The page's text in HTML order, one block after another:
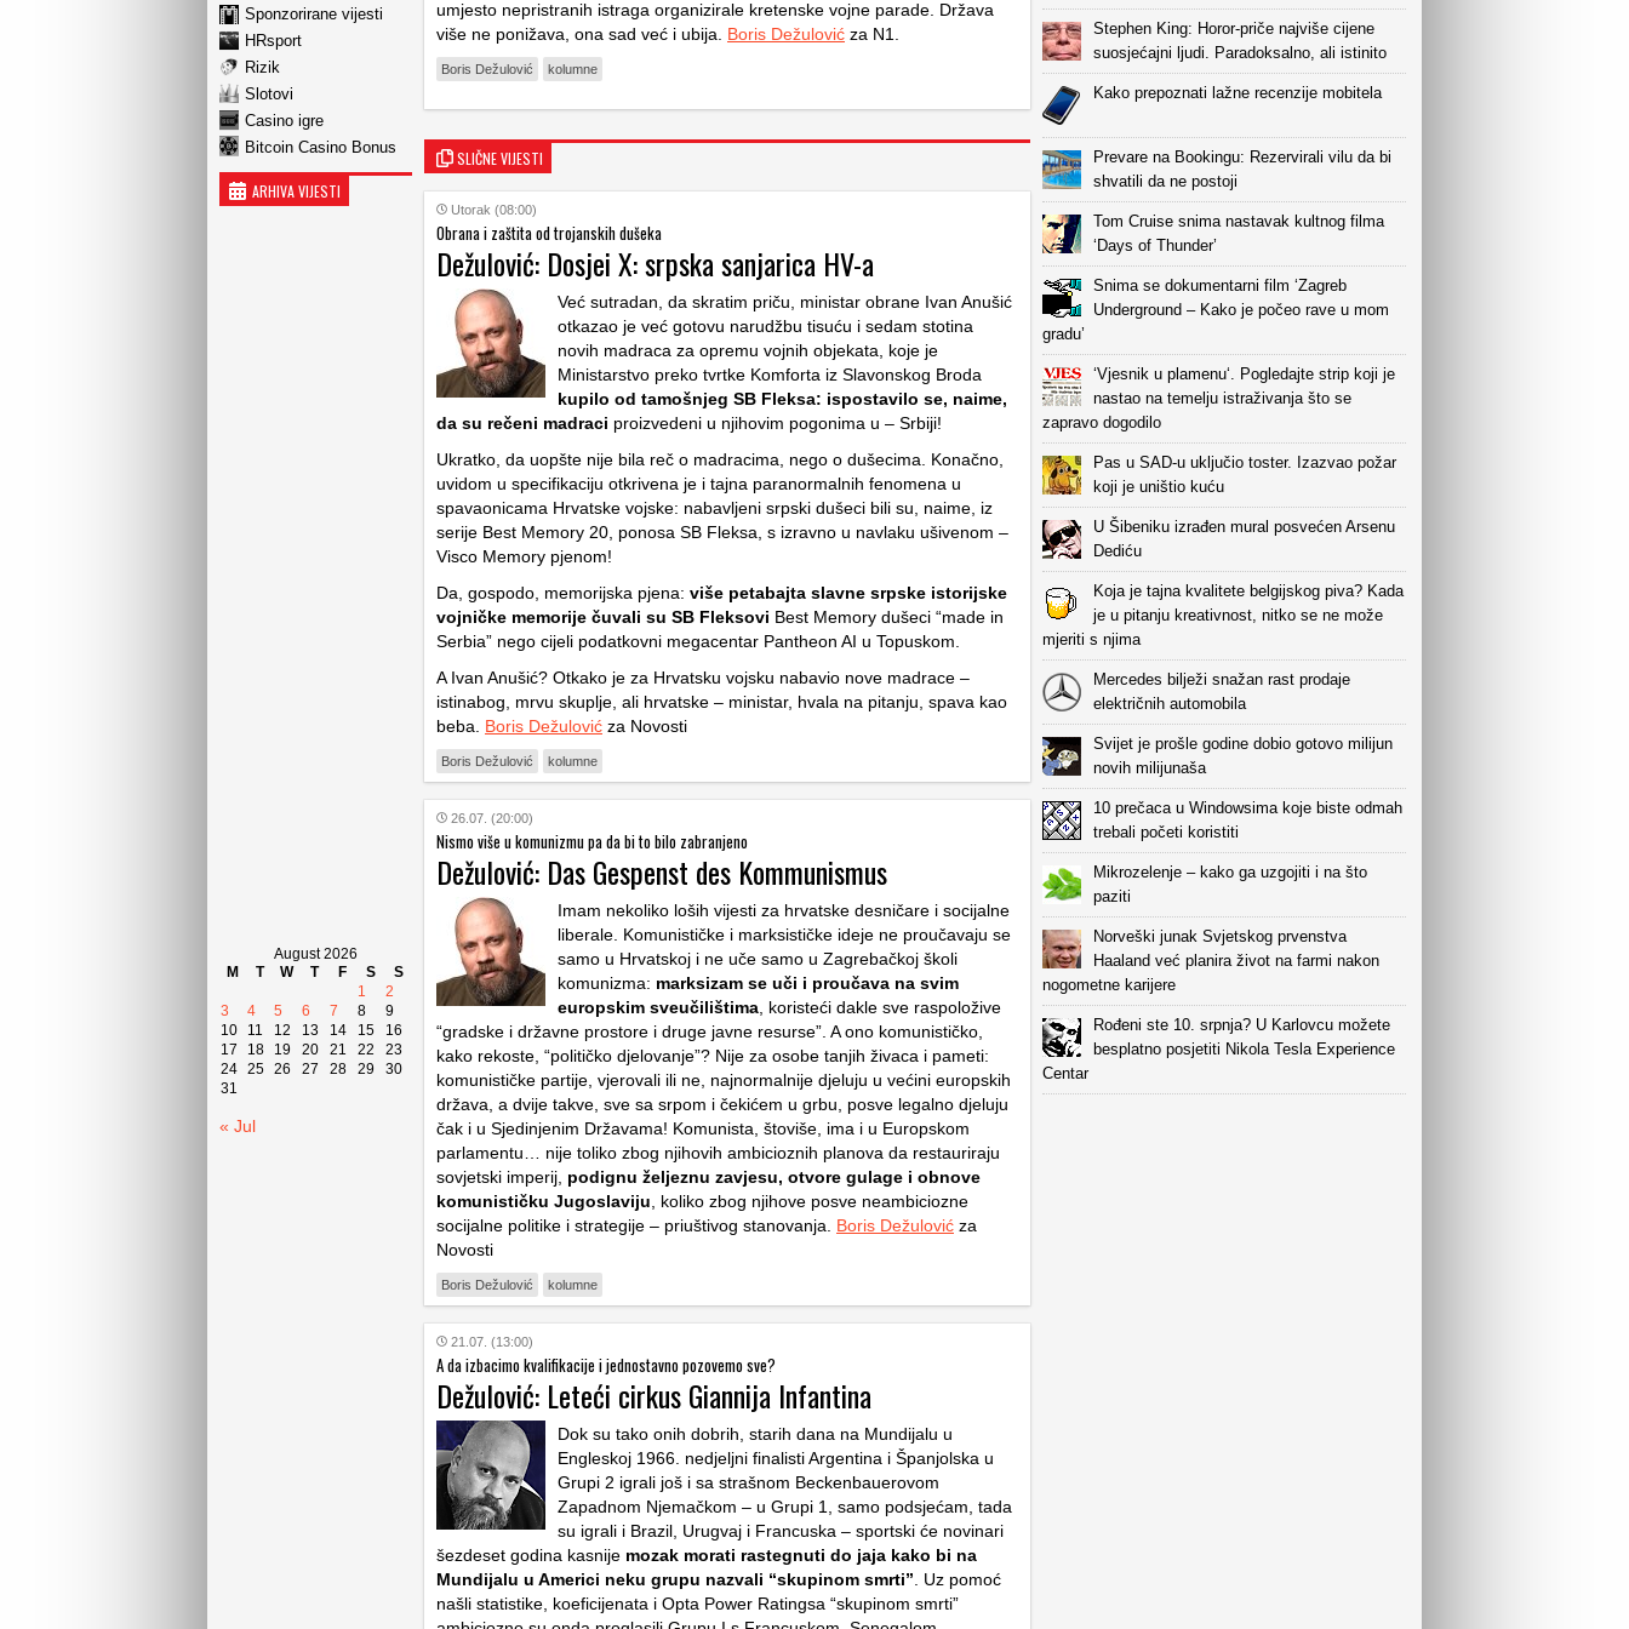
Sponzorirane vijesti
HRsport
Rizik
Slotovi
Casino igre
Bitcoin Casino Bonus
ARHIVA VIJESTI
August 2026
M
T W T F S
S
1
2
3
4 5 6 7 8
9
10
11 12 13 14 15
16
17
18 19 20 21 22
23
24 25 26 27 28 29
30
31
« Jul
umjesto nepristranih istraga organizirale kretenske vojne parade. Država
više ne ponižava, ona sad već i ubija. Boris Dežulović za N1.
Boris Dežulović kolumne
SLIČNE VIJESTI
Utorak (08:00)
Obrana i zaštita od trojanskih dušeka
Dežulović: Dosjei X: srpska sanjarica HV-a
Već sutradan, da skratim priču, ministar obrane Ivan Anušić
otkazao je već gotovu narudžbu tisuću i sedam stotina
novih madraca za opremu vojnih objekata, koje je
Ministarstvo preko tvrtke Komforta iz Slavonskog Broda
kupilo od tamošnjeg SB Fleksa: ispostavilo se, naime,
da su rečeni madraci proizvedeni u njihovim pogonima u – Srbiji!
Ukratko, da uopšte nije bila reč o madracima, nego o dušecima. Konačno,
uvidom u specifikaciju otkrivena je i tajna paranormalnih fenomena u
spavaonicama Hrvatske vojske: nabavljeni srpski dušeci bili su, naime, iz
serije Best Memory 20, ponosa SB Fleksa, s izravno u navlaku ušivenom –
Visco Memory pjenom!
Da, gospodo, memorijska pjena: više petabajta slavne srpske istorijske
vojničke memorije čuvali su SB Fleksovi Best Memory dušeci “made in
Serbia” nego cijeli podatkovni megacentar Pantheon AI u Topuskom.
A Ivan Anušić? Otkako je za Hrvatsku vojsku nabavio nove madrace –
istinabog, mrvu skuplje, ali hrvatske – ministar, hvala na pitanju, spava kao
beba. Boris Dežulović za Novosti
Boris Dežulović kolumne
26.07. (20:00)
Nismo više u komunizmu pa da bi to bilo zabranjeno
Dežulović: Das Gespenst des Kommunismus
Imam nekoliko loših vijesti za hrvatske desničare i socijalne
liberale. Komunističke i marksističke ideje ne proučavaju se
samo u Hrvatskoj i ne uče samo u Zagrebačkoj školi
komunizma: marksizam se uči i proučava na svim
europskim sveučilištima , koristeći dakle sve raspoložive
“gradske i državne prostore i druge javne resurse”. A ono komunističko,
kako rekoste, “političko djelovanje”? Nije za osobe tanjih živaca i pameti:
komunističke partije, vjerovali ili ne, najnormalnije djeluju u većini europskih
država, a dvije takve, sve sa srpom i čekićem u grbu, posve legalno djeluju
čak i u Sjedinjenim Državama! Komunista, štoviše, ima i u Europskom
parlamentu… nije toliko zbog njihovih ambicioznih planova da restauriraju
sovjetski imperij, podignu željeznu zavjesu, otvore gulage i obnove
komunističku Jugoslaviju , koliko zbog njihove posve neambiciozne
socijalne politike i strategije – priuštivog stanovanja. Boris Dežulović za
Novosti
Boris Dežulović kolumne
21.07. (13:00)
A da izbacimo kvalifikacije i jednostavno pozovemo sve?
Dežulović: Leteći cirkus Giannija Infantina
Dok su tako onih dobrih, starih dana na Mundijalu u
Engleskoj 1966. nedjeljni finalisti Argentina i Španjolska u
Grupi 2 igrali još i sa strašnom Beckenbauerovom
Zapadnom Njemačkom – u Grupi 1, samo podsjećam, tada
su igrali i Brazil, Urugvaj i Francuska – sportski će novinari
šezdeset godina kasnije mozak morati rastegnuti do jaja kako bi na
Mundijalu u Americi neku grupu nazvali “skupinom smrti” . Uz pomoć
našli statistike, koeficijenata i Opta Power Ratingsa “skupinom smrti”
Stephen King: Horor-priče najviše cijene
suosjećajni ljudi. Paradoksalno, ali istinito
Kako prepoznati lažne recenzije mobitela
Prevare na Bookingu: Rezervirali vilu da bi
shvatili da ne postoji
Tom Cruise snima nastavak kultnog filma
‘Days of Thunder’
Snima se dokumentarni film ‘Zagreb
Underground – Kako je počeo rave u mom
gradu’
‘Vjesnik u plamenu‘. Pogledajte strip koji je
nastao na temelju istraživanja što se
zapravo dogodilo
Pas u SAD-u uključio toster. Izazvao požar
koji je uništio kuću
U Šibeniku izrađen mural posvećen Arsenu
Dediću
Koja je tajna kvalitete belgijskog piva? Kada
je u pitanju kreativnost, nitko se ne može
mjeriti s njima
Mercedes bilježi snažan rast prodaje
električnih automobila
Svijet je prošle godine dobio gotovo milijun
novih milijunaša
10 prečaca u Windowsima koje biste odmah
trebali početi koristiti
Mikrozelenje – kako ga uzgojiti i na što
paziti
Norveški junak Svjetskog prvenstva
Haaland već planira život na farmi nakon
nogometne karijere
Rođeni ste 10. srpnja? U Karlovcu možete
besplatno posjetiti Nikola Tesla Experience
Centar